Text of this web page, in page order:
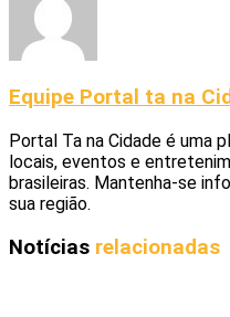
Equipe Portal ta na
Portal Ta na Cidade é uma
locais, eventos e
brasileiras. Mantenha-se
sua região.
Notícias relacionadas